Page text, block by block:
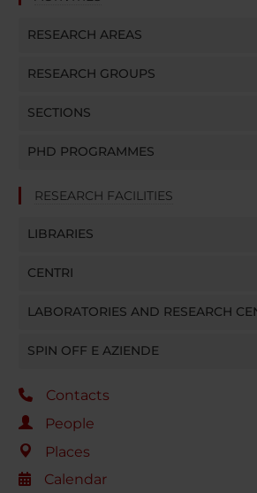
RESEARCH AREAS
RESEARCH GROUPS
SECTIONS
PHD PROGRAMMES
RESEARCH FACILITIES
LIBRARIES
CENTRI
LABORATORIES AND RESEARCH
SPIN OFF E AZIENDE
Contacts
People
Places
Calendar